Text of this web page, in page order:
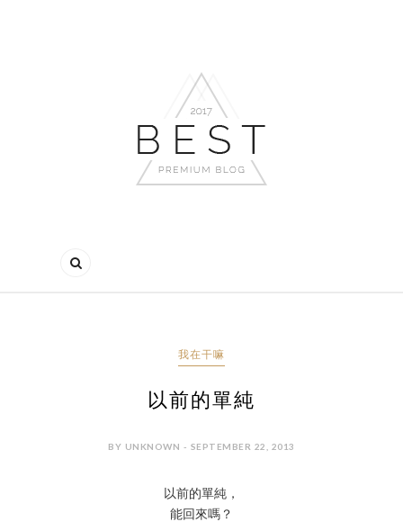
我在干嘛
以前的單純
BY UNKNOWN - SEPTEMBER 22, 2013
以前的單純，
能回來嗎？